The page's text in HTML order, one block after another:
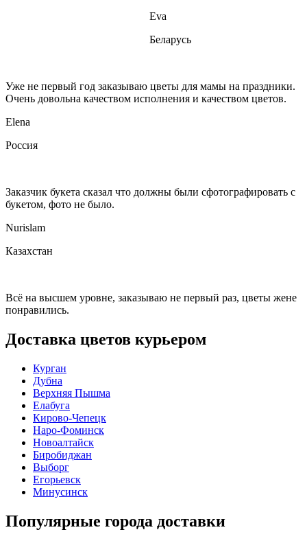
Eva
Беларусь
Уже не первый год заказываю цветы для мамы на праздники.
Очень довольна качеством исполнения и качеством цветов.
Elena
Россия
Заказчик букета сказал что должны были сфотографировать с
букетом, фото не было.
Nurislam
Казахстан
Всё на высшем уровне, заказываю не первый раз, цветы жене
понравились.
Доставка цветов курьером
Курган
Дубна
Верхняя Пышма
Елабуга
Кирово-Чепецк
Наро-Фоминск
Новоалтайск
Биробиджан
Выборг
Егорьевск
Минусинск
Популярные города доставки